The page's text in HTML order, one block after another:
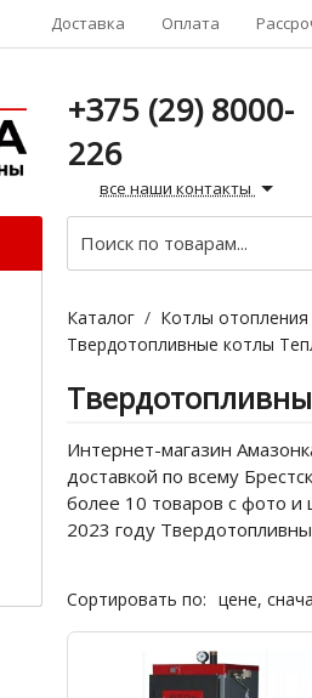
Доставка Оплата
+375 (29) 8000-
226
все наши контакты
Каталог / Котлы отопления
Твердотопливные котлы
Интернет-магазин
доставкой по всему
более 10 товаров с фото
2023 году
Сортировать по: цене,